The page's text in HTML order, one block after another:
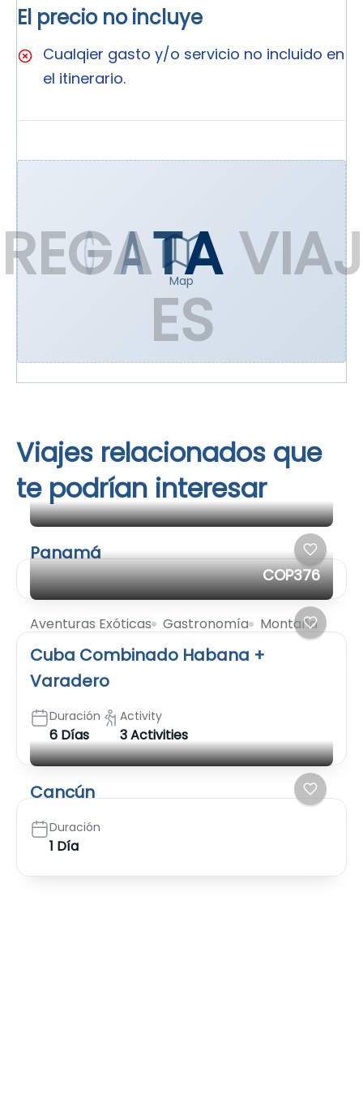
REGATA VIAJ
ES
El precio no incluye
Cualqier gasto y/o servicio no incluido en
el itinerario.
Map
Viajes relacionados que
te podrían interesar
Panamá
COP376
Aventuras Exóticas Gastronomía Montaña
Cuba Combinado Habana +
Varadero
Duración
6 Días
Activity
3 Activities
Cancún
Duración
1 Día